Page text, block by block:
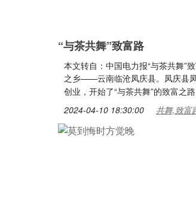
“与茶共舞”致富路
本文转自：中国电力报“与茶共舞”
之乡——云南临沧凤庆县。凤庆县
创业，开始了“与茶共舞”的致富之
2024-04-10 18:30:00 共舞,致富